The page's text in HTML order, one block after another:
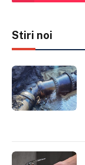
Stiri noi